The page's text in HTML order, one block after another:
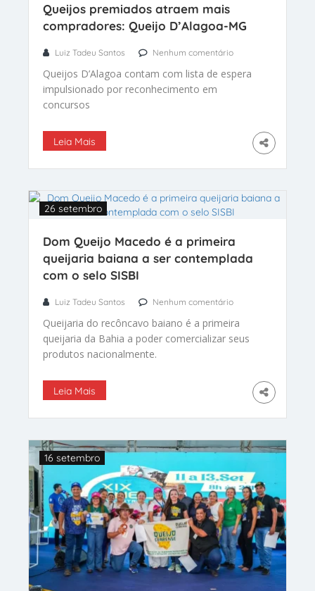
Queijos premiados atraem mais
compradores: Queijo D’Alagoa-MG
Luiz Tadeu Santos Nenhum comentário
Queijos D’Alagoa contam com lista de espera
impulsionado por reconhecimento em
concursos
Leia Mais
Dom Queijo Macedo é a primeira
queijaria baiana a ser contemplada
com o selo SISBI
26 setembro
Luiz Tadeu Santos Nenhum comentário
Queijaria do recôncavo baiano é a primeira
queijaria da Bahia a poder comercializar seus
produtos nacionalmente.
Leia Mais
16 setembro